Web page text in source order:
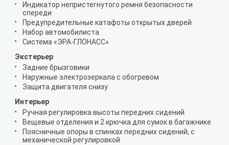
Индикатор непристегнутого ремня безопасности
спереди
Предупредительные катафоты открытых дверей
Набор автомобилиста
Система «ЭРА-ГЛОНАСС»
Экстерьер
Задние брызговики
Наружные электрозеркала с обогревом
Защита двигателя снизу
Интерьер
Ручная регулировка высоты передних сидений
Вещевые отделения и 2 крючка для сумок в багажнике
Поясничные опоры в спинках передних сидений, с
механической регулировкой